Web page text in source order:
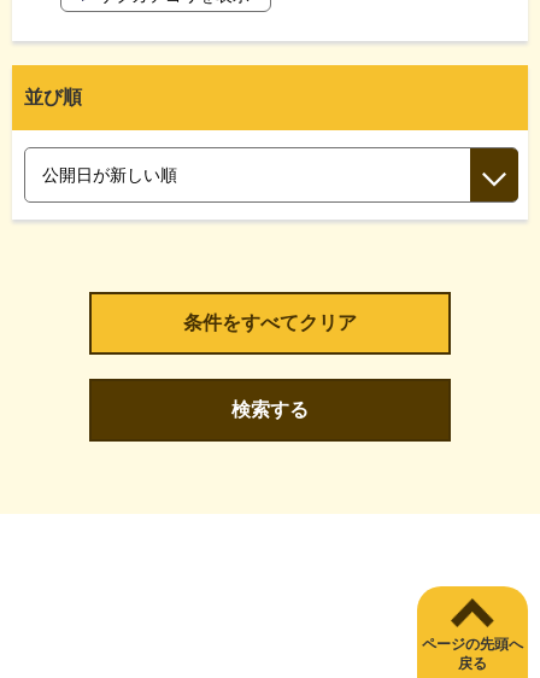
並び順
検索する
ページの先頭へ
戻る